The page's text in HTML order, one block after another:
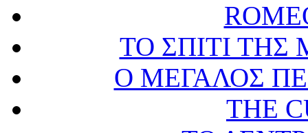
ΤΟ ΣΠΙΤΙ
Ο ΜΕΓΑΛΟΣ
THE